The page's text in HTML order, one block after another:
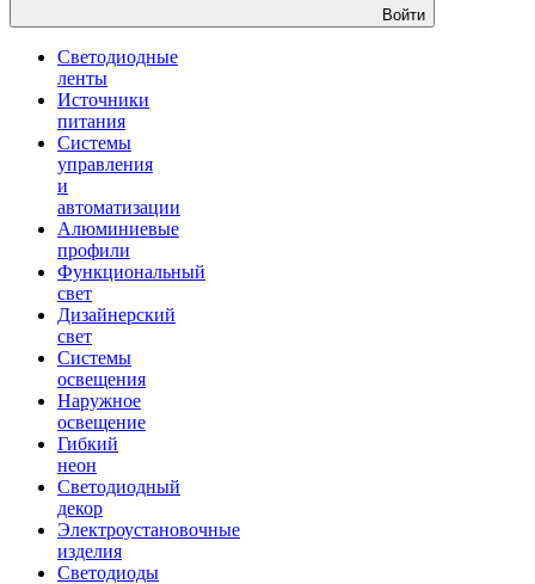
Войти
Светодиодные
ленты
Источники
питания
Системы
управления
и
автоматизации
Алюминиевые
профили
Функциональный
свет
Дизайнерский
свет
Системы
освещения
Наружное
освещение
Гибкий
неон
Светодиодный
декор
Электроустановочные
изделия
Светодиоды